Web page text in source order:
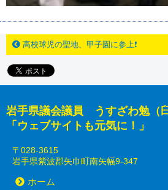
高校球児の聖地、甲子園に参上❗
岩手県議会議員 うすざわ勉（臼
「ウェブサイトも元気に！」
〒028-3615
岩手県紫波郡矢巾町南矢幅9-347
ホーム